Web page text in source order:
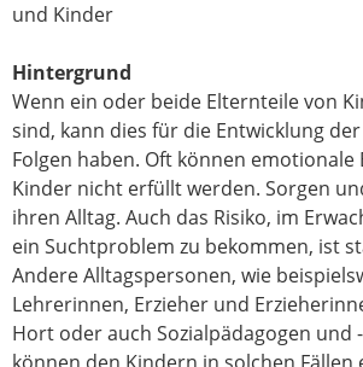
und Kinder
Hintergrund
Wenn ein oder beide Elternteile von
sind, kann dies für die Entwicklung
Folgen haben. Oft können
Kinder nicht erfüllt werden. Sorgen
ihren Alltag. Auch das Risiko, im
ein Suchtproblem zu bekommen, ist
Andere Alltagspersonen, wie
Lehrerinnen, Erzieher und
Hort oder auch Sozialpädagogen und